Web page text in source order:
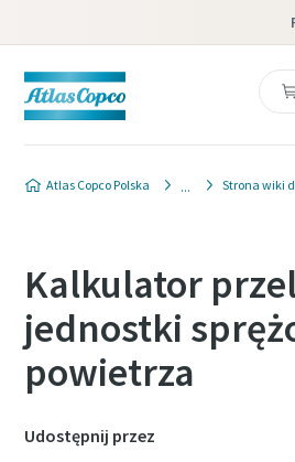
Atlas Copco Polska Strona wiki
Kalkulator
jednostki
powietrza
Udostępnij przez